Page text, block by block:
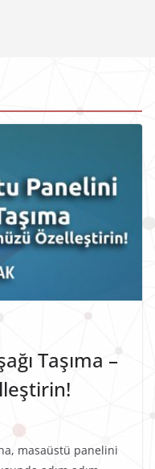
Taşıma –
masaüstü panelini